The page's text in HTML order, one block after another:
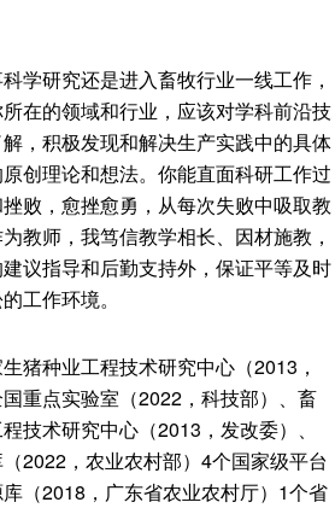
学研究还是进入畜牧行业一线工作，
在的领域和行业，应该对学科前沿技
，积极发现和解决生产实践中的具体
创理论和想法。你能直面科研工作过
败，愈挫愈勇，从每次失败中吸取教
教师，我笃信教学相长、因材施教，
议指导和后勤支持外，保证平等及时
工作环境。
猪种业工程技术研究中心（2013，
重点实验室（2022，科技部）、畜
技术研究中心（2013，发改委）、
2022，农业农村部）4个国家级平台
（2018，广东省农业农村厅）1个省